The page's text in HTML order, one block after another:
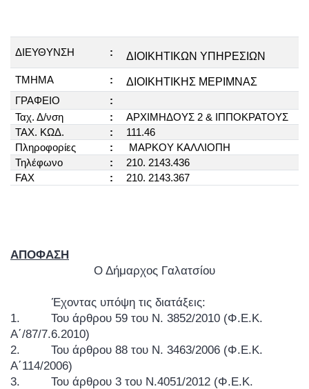
ΔΙΕΥΘΥΝΣΗ :
ΔΙΟΙΚΗΤΙΚΩΝ ΥΠΗΡΕΣΙΩΝ
ΤΜΗΜΑ
: ΔΙΟΙΚΗΤΙΚΗΣ ΜΕΡΙΜΝΑΣ
ΓΡΑΦΕΙΟ
:
Ταχ. Δ/νση
:
ΑΡΧΙΜΗΔΟΥΣ 2 & ΙΠΠΟΚΡΑΤΟΥΣ
ΤΑΧ. ΚΩΔ.
:
111.46
Πληροφορίες
:
ΜΑΡΚΟΥ ΚΑΛΛΙΟΠΗ
Τηλέφωνο
:
210. 2143.436
FAX
: 210. 2143.367
ΑΠΟΦΑΣΗ
Ο Δήμαρχος Γαλατσίου
Έχοντας υπόψη τις διατάξεις:
1. Του άρθρου 59 του Ν. 3852/2010 (Φ.Ε.Κ.
Α΄/87/7.6.2010)
2.
Του άρθρου 88 του Ν. 3463/2006 (Φ.Ε.Κ.
Α΄114/2006)
3.
Του άρθρου 3 του Ν.4051/2012 (Φ.Ε.Κ.